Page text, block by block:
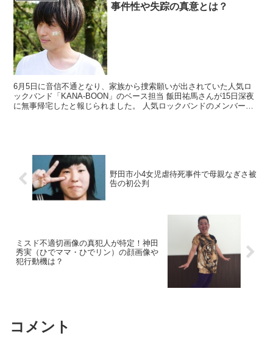
事件性や失踪の真意とは？
6月5日に音信不通となり、家族から捜索願いが出されていた人気ロ
ックバンド「KANA-BOON」のベース担当 飯田祐馬さんが15日深夜
に無事帰宅したと報じられました。 人気ロックバンドのメンバーで
野田市小4女児虐待死事件で母親なぎさ被
告の初公判
ミスド不適切画像の真犯人が特定！神田
秀実（ひでママ・ひでリン）の顔画像や
犯行動機は？
コメント